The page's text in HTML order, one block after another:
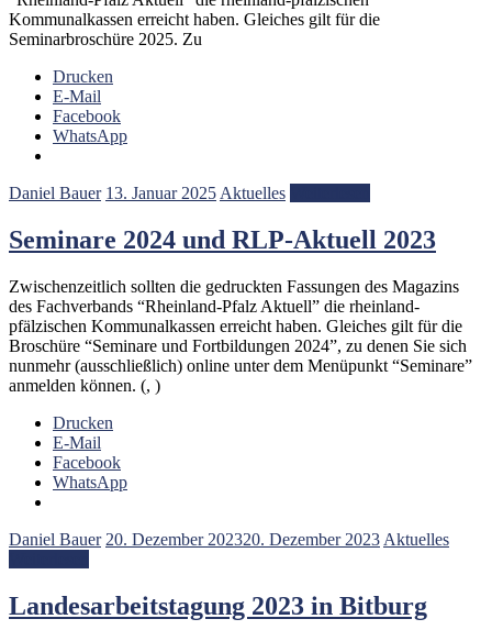
Kommunalkassen erreicht haben. Gleiches gilt für die
Seminarbroschüre 2025. Zu
Drucken
E-Mail
Facebook
WhatsApp
Daniel Bauer 13. Januar 2025 Aktuelles
Seminare 2024 und RLP-Aktuell 2023
Zwischenzeitlich sollten die gedruckten Fassungen des Magazins
des Fachverbands “Rheinland-Pfalz Aktuell” die rheinland-
pfälzischen Kommunalkassen erreicht haben. Gleiches gilt für die
Broschüre “Seminare und Fortbildungen 2024”, zu denen Sie sich
nunmehr (ausschließlich) online unter dem Menüpunkt “Seminare”
anmelden können. (, )
Drucken
E-Mail
Facebook
WhatsApp
Daniel Bauer 20. Dezember 202320. Dezember 2023 Aktuelles
Landesarbeitstagung 2023 in Bitburg